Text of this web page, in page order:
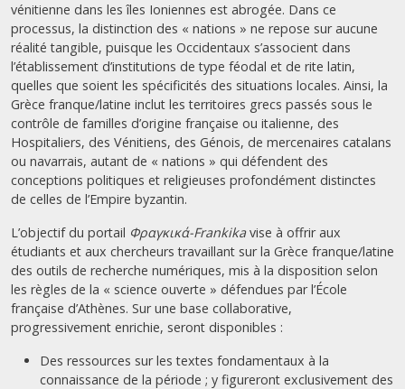
vénitienne dans les îles Ioniennes est abrogée. Dans ce
processus, la distinction des « nations » ne repose sur aucune
réalité tangible, puisque les Occidentaux s’associent dans
l’établissement d’institutions de type féodal et de rite latin,
quelles que soient les spécificités des situations locales. Ainsi, la
Grèce franque/latine inclut les territoires grecs passés sous le
contrôle de familles d’origine française ou italienne, des
Hospitaliers, des Vénitiens, des Génois, de mercenaires catalans
ou navarrais, autant de « nations » qui défendent des
conceptions politiques et religieuses profondément distinctes
de celles de l’Empire byzantin.
L’objectif du portail Φραγκικά-Frankikavise à offrir aux
étudiants et aux chercheurs travaillant sur la Grèce franque/latine
des outils de recherche numériques, mis à la disposition selon
les règles de la « science ouverte » défendues par l’École
française d’Athènes. Sur une base collaborative,
progressivement enrichie, seront disponibles :
Des ressources sur les textes fondamentaux à la
connaissance de la période ; y figureront exclusivement des